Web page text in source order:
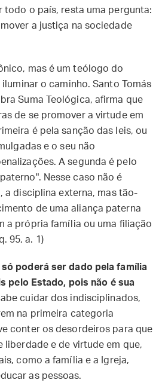
todo o país, resta uma pergunta:
a justiça na sociedade
mas é um teólogo do
o caminho. Santo Tomás
Suma Teológica, afirma que
de se promover a virtude em
é pela sanção das leis, ou
e o seu não
A segunda é pelo
Nesse caso não é
a disciplina externa, mas tão-
de uma aliança paterna
a própria família ou uma filiação
95, a. 1)
poderá ser dado pela família
pelo Estado, pois não é sua
cuidar dos indisciplinados,
na primeira categoria
conter os desordeiros para que
liberdade e de virtude em que,
como a família e a Igreja,
as pessoas.